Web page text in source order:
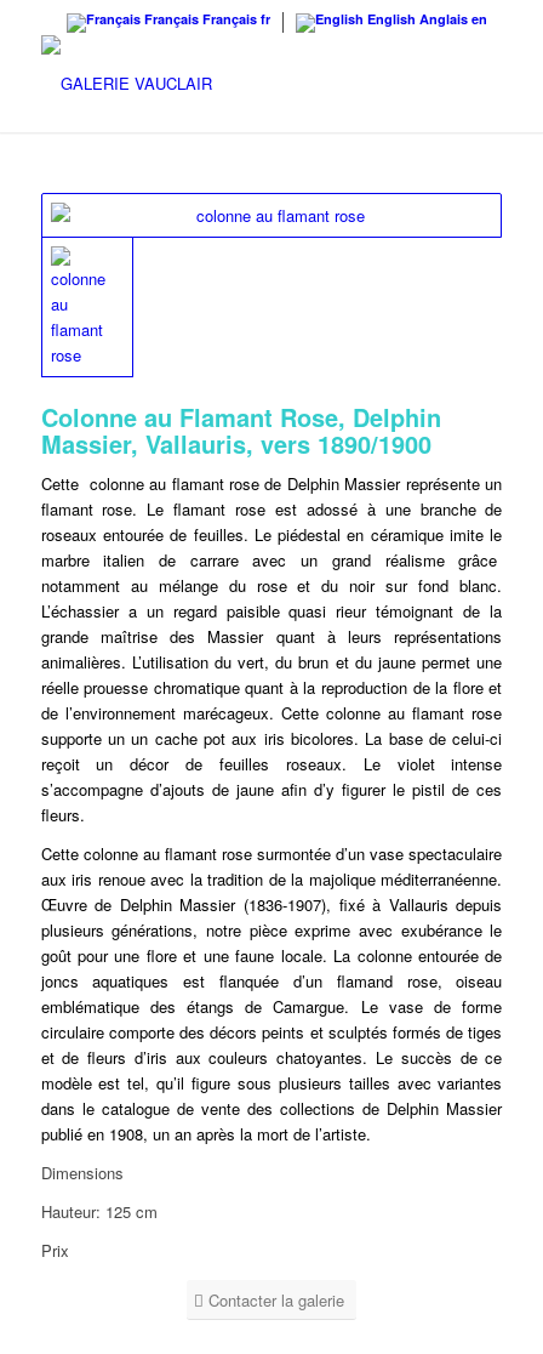
Français Français fr English Anglais en
Colonne au Flamant Rose, Delphin
Massier, Vallauris, vers 1890/1900
Cette colonne au flamant rose de Delphin Massier représente un
flamant rose. Le flamant rose est adossé à une branche de
roseaux entourée de feuilles. Le piédestal en céramique imite le
marbre italien de carrare avec un grand réalisme grâce
notamment au mélange du rose et du noir sur fond blanc.
L’échassier a un regard paisible quasi rieur témoignant de la
grande maîtrise des Massier quant à leurs représentations
animalières. L’utilisation du vert, du brun et du jaune permet une
réelle prouesse chromatique quant à la reproduction de la flore et
de l’environnement marécageux. Cette colonne au flamant rose
supporte un un cache pot aux iris bicolores. La base de celui-ci
reçoit un décor de feuilles roseaux. Le violet intense
s’accompagne d’ajouts de jaune afin d’y figurer le pistil de ces
fleurs.
Cette colonne au flamant rose surmontée d’un vase spectaculaire
aux iris renoue avec la tradition de la majolique méditerranéenne.
Œuvre de Delphin Massier (1836-1907), fixé à Vallauris depuis
plusieurs générations, notre pièce exprime avec exubérance le
goût pour une flore et une faune locale. La colonne entourée de
joncs aquatiques est flanquée d’un flamand rose, oiseau
emblématique des étangs de Camargue. Le vase de forme
circulaire comporte des décors peints et sculptés formés de tiges
et de fleurs d’iris aux couleurs chatoyantes. Le succès de ce
modèle est tel, qu’il figure sous plusieurs tailles avec variantes
dans le catalogue de vente des collections de Delphin Massier
publié en 1908, un an après la mort de l’artiste.
Dimensions
Hauteur: 125 cm
Prix
Contacter la galerie